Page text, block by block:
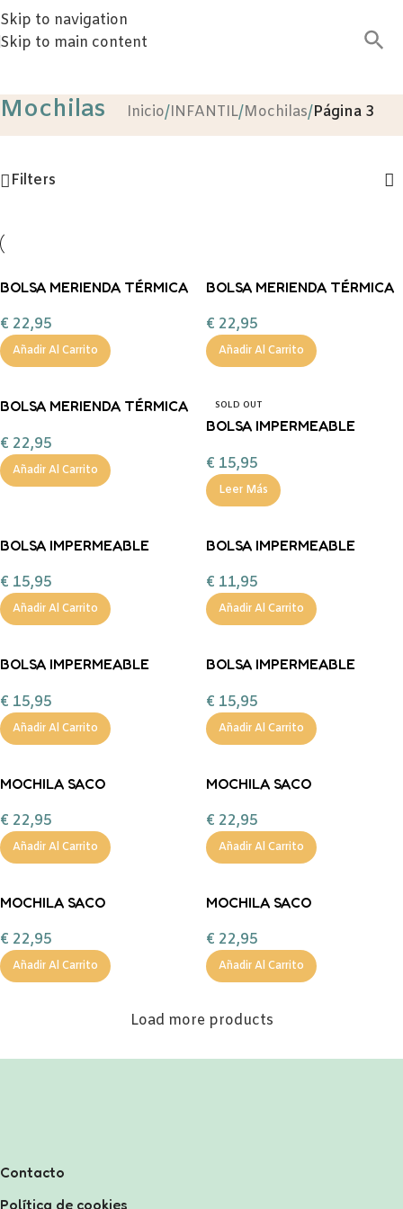
Skip to navigation
Skip to main content
Mochilas Inicio/INFANTIL/Mochilas/Página 3
Filters
BOLSA MERIENDA TÉRMICA
PLANES TUTETE
€ 22,95
Añadir Al Carrito
BOLSA MERIENDA TÉRMICA
PANDAS IN SPACE TUTETE
€ 22,95
Añadir Al Carrito
BOLSA MERIENDA TÉRMICA
CIRCUS SHOW TUTETE
€ 22,95
Añadir Al Carrito
SOLD OUT
BOLSA IMPERMEABLE
PERSONALIZABLE TUTETE
€ 15,95
Leer Más
BOLSA IMPERMEABLE
PERSONALIZABLE TUTETE
€ 15,95
Añadir Al Carrito
BOLSA IMPERMEABLE
PERSONALIZABLE TUTETE
€ 11,95
Añadir Al Carrito
BOLSA IMPERMEABLE
PERSONALIZABLE TUTETE
€ 15,95
Añadir Al Carrito
BOLSA IMPERMEABLE
PERSONALIZABLE TUTETE
€ 15,95
Añadir Al Carrito
MOCHILA SACO
PERSONALIZABLE TUTETE
€ 22,95
Añadir Al Carrito
MOCHILA SACO
SHOW PERSONALIZABLE
TUTETE
€ 22,95
Añadir Al Carrito
MOCHILA SACO
SPACE PERSONALIZABLE
TUTETE
€ 22,95
Añadir Al Carrito
MOCHILA SACO
WOODEN BOY
PERSONALIZABLE TUTETE
€ 22,95
Añadir Al Carrito
Load more products
Contacto
Política de cookies